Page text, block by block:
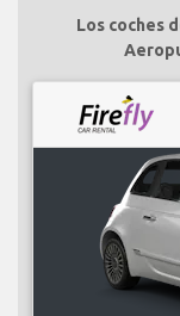
Los coches